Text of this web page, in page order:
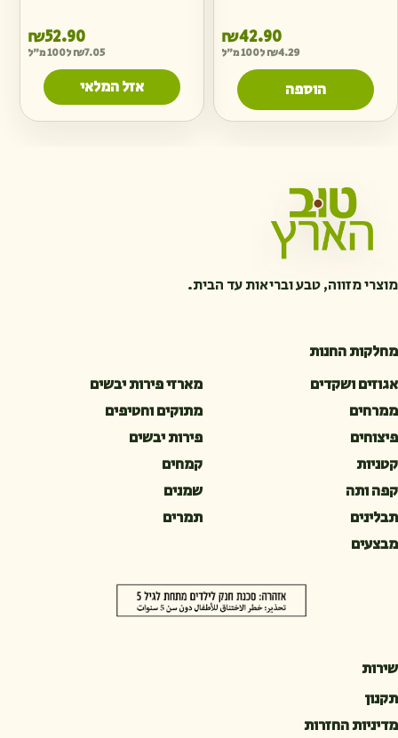
₪42.90
₪4.29 ל100 מ"ל
הוספה
₪52.90
₪7.05 ל100 מ"ל
אזל המלאי
מוצרי מזווה, טבע ובריאות עד הבית.
מחלקות החנות
אגוזים ושקדים
מארזי פירות יבשים
ממרחים
מתוקים וחטיפים
פיצוחים
פירות יבשים
קטניות
קמחים
קפה ותה
שמנים
תבלינים
תמרים
מבצעים
שירות
תקנון
מדיניות החזרות